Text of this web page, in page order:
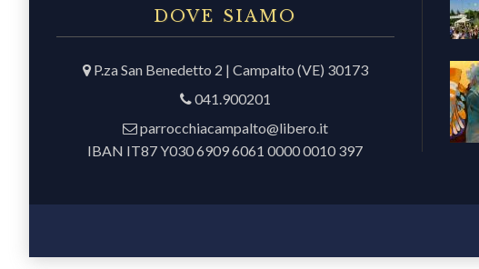
DOVE SIAMO
P.za San Benedetto 2 | Campalto (VE) 30173
041.900201
parrocchiacampalto@libero.it
IBAN IT87 Y030 6909 6061 0000 0010 397